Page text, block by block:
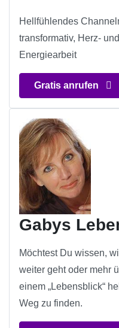
Hellfühlendes
transformativ, Herz-
Energiearbeit
Gratis anrufen
Gabys
Möchtest Du wissen,
weiter geht oder mehr
einem „Lebensblick“
Weg zu finden.